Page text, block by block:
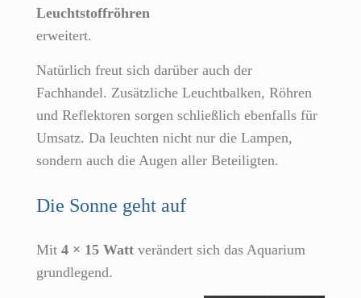
Leuchtstoffröhren
erweitert.
Natürlich freut sich darüber auch der
Fachhandel. Zusätzliche Leuchtbalken, Röhren
und Reflektoren sorgen schließlich ebenfalls für
Umsatz. Da leuchten nicht nur die Lampen,
sondern auch die Augen aller Beteiligten.
Die Sonne geht auf
Mit 4 × 15 Watt verändert sich das Aquarium
grundlegend.